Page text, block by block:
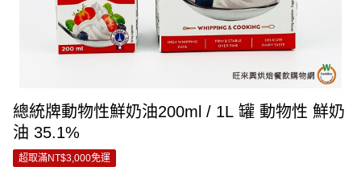
總統牌動物性鮮奶油200ml / 1L 罐 動物性 鮮奶
油 35.1%
超取滿NT$3,000免運